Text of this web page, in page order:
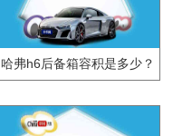
哈弗h6后备箱容积是多少？